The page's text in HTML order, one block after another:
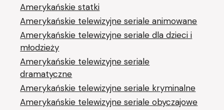
Amerykańskie statki
Amerykańskie telewizyjne seriale animowane
Amerykańskie telewizyjne seriale dla dzieci i
młodzieży
Amerykańskie telewizyjne seriale
dramatyczne
Amerykańskie telewizyjne seriale kryminalne
Amerykańskie telewizyjne seriale obyczajowe